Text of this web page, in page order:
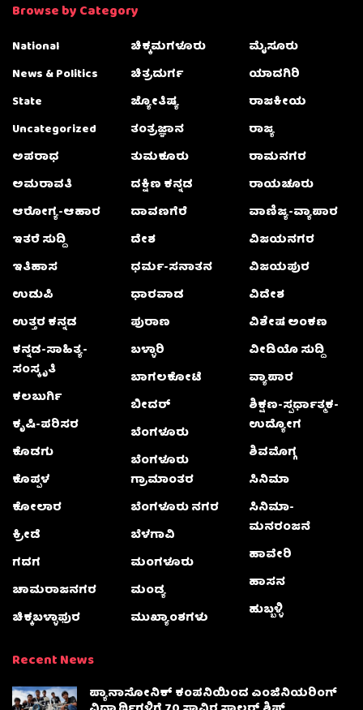
Browse by Category
National
News & Politics
State
Uncategorized
ಅಪರಾಧ
ಅಮರಾವತಿ
ಆರೋಗ್ಯ-ಆಹಾರ
ಇತರೆ ಸುದ್ದಿ
ಇತಿಹಾಸ
ಉಡುಪಿ
ಉತ್ತರ ಕನ್ನಡ
ಕನ್ನಡ-ಸಾಹಿತ್ಯ-
ಸಂಸ್ಕೃತಿ
ಕಲಬುರ್ಗಿ
ಕೃಷಿ-ಪರಿಸರ
ಕೊಡಗು
ಕೊಪ್ಪಳ
ಕೋಲಾರ
ಕ್ರೀಡೆ
ಗದಗ
ಚಾಮರಾಜನಗರ
ಚಿಕ್ಕಬಳ್ಳಾಫುರ
ಚಿಕ್ಕಮಗಳೂರು
ಚಿತ್ರದುರ್ಗ
ಜ್ಯೋತಿಷ್ಯ
ತಂತ್ರಜ್ಞಾನ
ತುಮಕೂರು
ದಕ್ಷಿಣ ಕನ್ನಡ
ದಾವಣಗೆರೆ
ದೇಶ
ಧರ್ಮ-ಸನಾತನ
ಧಾರವಾಡ
ಪುರಾಣ
ಬಳ್ಳಾರಿ
ಬಾಗಲಕೋಟೆ
ಬೀದರ್
ಬೆಂಗಳೂರು
ಬೆಂಗಳೂರು
ಗ್ರಾಮಾಂತರ
ಬೆಂಗಳೂರು ನಗರ
ಬೆಳಗಾವಿ
ಮಂಗಳೂರು
ಮಂಡ್ಯ
ಮುಖ್ಯಾಂಶಗಳು
ಮೈಸೂರು
ಯಾದಗಿರಿ
ರಾಜಕೀಯ
ರಾಜ್ಯ
ರಾಮನಗರ
ರಾಯಚೂರು
ವಾಣಿಜ್ಯ-ವ್ಯಾಪಾರ
ವಿಜಯನಗರ
ವಿಜಯಪುರ
ವಿದೇಶ
ವಿಶೇಷ ಅಂಕಣ
ವೀಡಿಯೊ ಸುದ್ದಿ
ವ್ಯಾಪಾರ
ಶಿಕ್ಷಣ-ಸ್ಪರ್ಧಾತ್ಮಕ-
ಉದ್ಯೋಗ
ಶಿವಮೊಗ್ಗ
ಸಿನಿಮಾ
ಸಿನಿಮಾ-
ಮನರಂಜನೆ
ಹಾವೇರಿ
ಹಾಸನ
ಹುಬ್ಬಳ್ಳಿ
Recent News
ಪ್ಯಾನಾಸೋನಿಕ್ ಕಂಪನಿಯಿಂದ ಎಂಜಿನಿಯರಿಂಗ್